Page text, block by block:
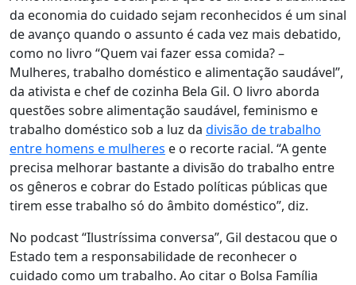
da economia do cuidado sejam reconhecidos é um sinal
de avanço quando o assunto é cada vez mais debatido,
como no livro “Quem vai fazer essa comida? –
Mulheres, trabalho doméstico e alimentação saudável”,
da ativista e chef de cozinha Bela Gil. O livro aborda
questões sobre alimentação saudável, feminismo e
trabalho doméstico sob a luz da divisão de trabalho
entre homens e mulheres e o recorte racial. “A gente
precisa melhorar bastante a divisão do trabalho entre
os gêneros e cobrar do Estado políticas públicas que
tirem esse trabalho só do âmbito doméstico”, diz.
No podcast “Ilustríssima conversa”, Gil destacou que o
Estado tem a responsabilidade de reconhecer o
cuidado como um trabalho. Ao citar o Bolsa Família